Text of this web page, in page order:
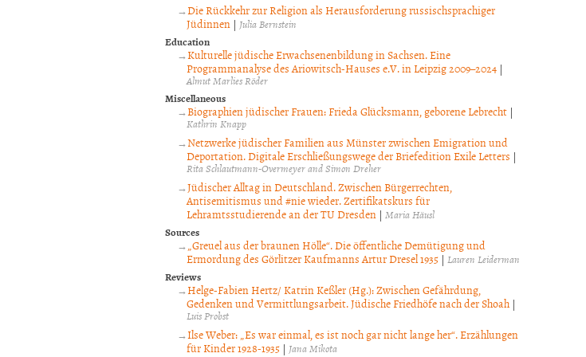
Die Rückkehr zur Religion als Herausforderung russischsprachiger
Jüdinnen| Julia Bernstein
Education
Kulturelle jüdische Erwachsenenbildung in Sachsen. Eine
Programmanalyse des Ariowitsch-Hauses e.V. in Leipzig 2009–2024|
Almut Marlies Röder
Miscellaneous
Biographien jüdischer Frauen: Frieda Glücksmann, geborene Lebrecht |
Kathrin Knapp
Netzwerke jüdischer Familien aus Münster zwischen Emigration und
Deportation. Digitale Erschließungswege der Briefedition Exile Letters |
Rita Schlautmann-Overmeyer and Simon Dreher
Jüdischer Alltag in Deutschland. Zwischen Bürgerrechten,
Antisemitismus und #nie wieder. Zertifikatskurs für
Lehramtsstudierende an der TU Dresden| Maria Häusl
Sources
„Greuel aus der braunen Hölle“. Die öffentliche Demütigung und
Ermordung des Görlitzer Kaufmanns Artur Dresel 1935| Lauren Leiderman
Reviews
Helge-Fabien Hertz/ Katrin Keßler (Hg.): Zwischen Gefährdung,
Gedenken und Vermittlungsarbeit. Jüdische Friedhöfe nach der Shoah|
Luis Probst
Ilse Weber: „Es war einmal, es ist noch gar nicht lange her“. Erzählungen
für Kinder 1928-1935| Jana Mikota